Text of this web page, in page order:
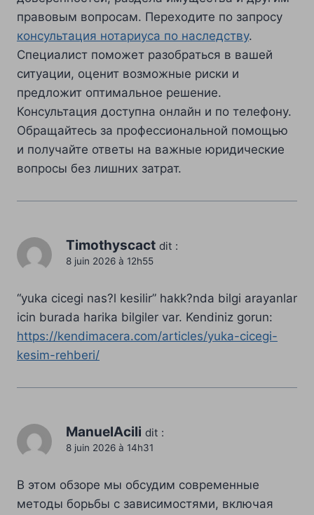
правовым вопросам. Переходите по запросу
консультация нотариуса по наследству.
Специалист поможет разобраться в вашей
ситуации, оценит возможные риски и
предложит оптимальное решение.
Консультация доступна онлайн и по телефону.
Обращайтесь за профессиональной помощью
и получайте ответы на важные юридические
вопросы без лишних затрат.
Timothyscact dit :
8 juin 2026 à 12h55
“yuka cicegi nas?l kesilir” hakk?nda bilgi arayanlar
icin burada harika bilgiler var. Kendiniz gorun:
https://kendimacera.com/articles/yuka-cicegi-
kesim-rehberi/
ManuelAcili dit :
8 juin 2026 à 14h31
В этом обзоре мы обсудим современные
методы борьбы с зависимостями, включая